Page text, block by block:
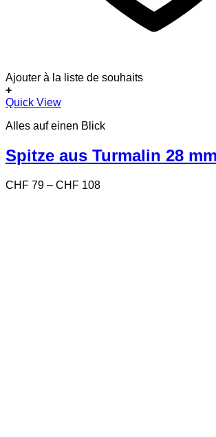
Ajouter à la liste de souhaits
+
Dieses
weist
Varianten
auf.
Optionen
Quick View
Alles auf einen Blick
Spitze aus Turmalin 28 mm
CHF 79 – CHF 108Preisspanne: